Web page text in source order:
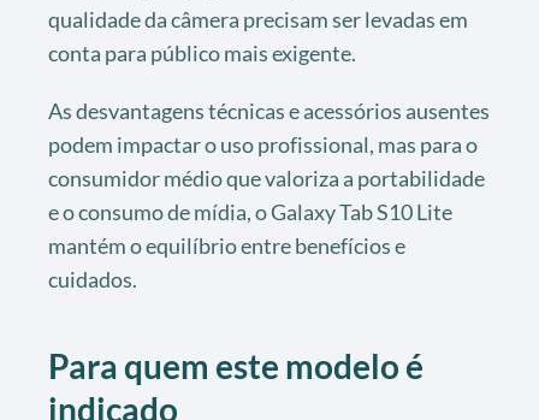
qualidade da câmera precisam ser levadas em
conta para público mais exigente.
As desvantagens técnicas e acessórios ausentes
podem impactar o uso profissional, mas para o
consumidor médio que valoriza a portabilidade
e o consumo de mídia, o Galaxy Tab S10 Lite
mantém o equilíbrio entre benefícios e
cuidados.
Para quem este modelo é
indicado